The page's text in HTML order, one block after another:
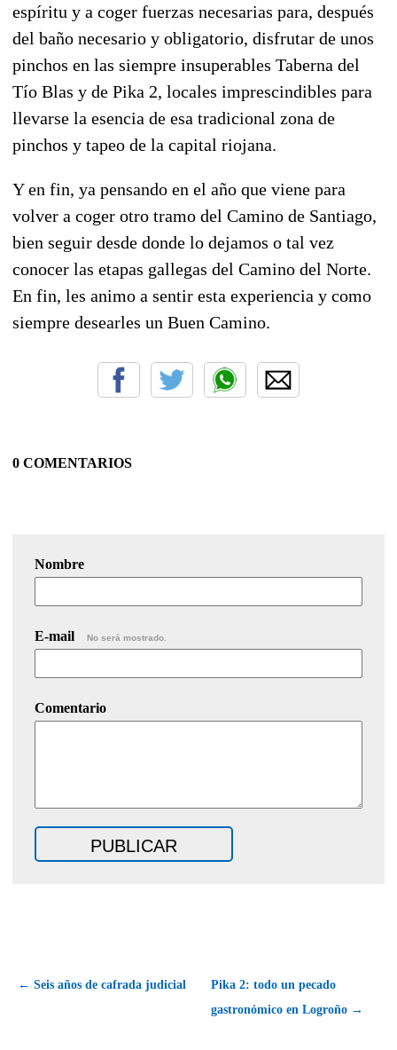
espíritu y a coger fuerzas necesarias para, después
del baño necesario y obligatorio, disfrutar de unos
pinchos en las siempre insuperables Taberna del
Tío Blas y de Pika 2, locales imprescindibles para
llevarse la esencia de esa tradicional zona de
pinchos y tapeo de la capital riojana.
Y en fin, ya pensando en el año que viene para
volver a coger otro tramo del Camino de Santiago,
bien seguir desde donde lo dejamos o tal vez
conocer las etapas gallegas del Camino del Norte.
En fin, les animo a sentir esta experiencia y como
siempre desearles un Buen Camino.
0 COMENTARIOS
Nombre
E-mail No será mostrado.
Comentario
← Seis años de cafrada judicial
Pika 2: todo un pecado
gastronómico en Logroño →